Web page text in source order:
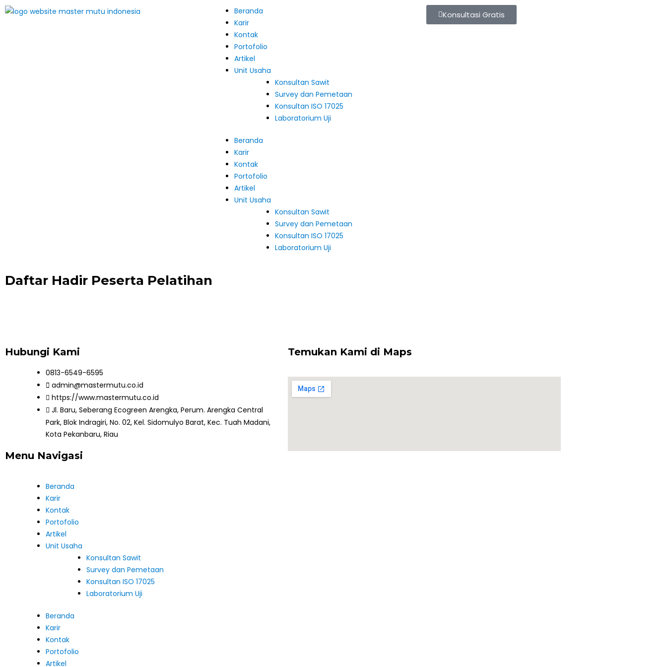
Beranda
Karir
Kontak
Portofolio
Artikel
Unit Usaha
Konsultan Sawit
Survey dan Pemetaan
Konsultan ISO 17025
Laboratorium Uji
Beranda
Karir
Kontak
Portofolio
Artikel
Unit Usaha
Konsultan Sawit
Survey dan Pemetaan
Konsultan ISO 17025
Laboratorium Uji
Konsultasi Gratis
Daftar Hadir Peserta Pelatihan
Hubungi Kami
0813-6549-6595
admin@mastermutu.co.id
https://www.mastermutu.co.id
Jl. Baru, Seberang Ecogreen Arengka, Perum. Arengka Central
Park, Blok Indragiri, No. 02, Kel. Sidomulyo Barat, Kec. Tuah Madani,
Kota Pekanbaru, Riau
Menu Navigasi
Beranda
Karir
Kontak
Portofolio
Artikel
Unit Usaha
Konsultan Sawit
Survey dan Pemetaan
Konsultan ISO 17025
Laboratorium Uji
Beranda
Karir
Kontak
Portofolio
Artikel
Temukan Kami di Maps